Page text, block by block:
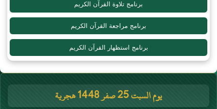
برنامج تلاوة القرآن الكريم
برنامج مراجعة القرآن الكريم
برنامج استظهار القرآن الكريم
يوم السبت 25 صفر 1448 هجرية